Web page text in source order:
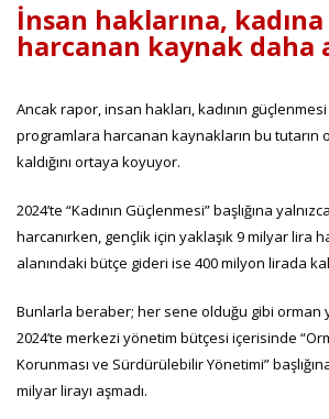
İnsan haklarına,
harcanan kaynak daha
Ancak rapor, insan hakları, kadının
programlara harcanan kaynakların bu tutarın
kaldığını ortaya koyuyor.
2024’te “Kadının Güçlenmesi” başlığına
harcanırken, gençlik için yaklaşık 9 milyar lira
alanındaki bütçe gideri ise 400 milyon lirada
Bunlarla beraber; her sene olduğu gibi orman
2024’te merkezi yönetim bütçesi içerisinde
Korunması ve Sürdürülebilir Yönetimi”
milyar lirayı aşmadı.